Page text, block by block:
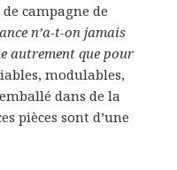
campagne de
n’a-t-on jamais
autrement que pour
modulables,
dans de la
pièces sont d’une